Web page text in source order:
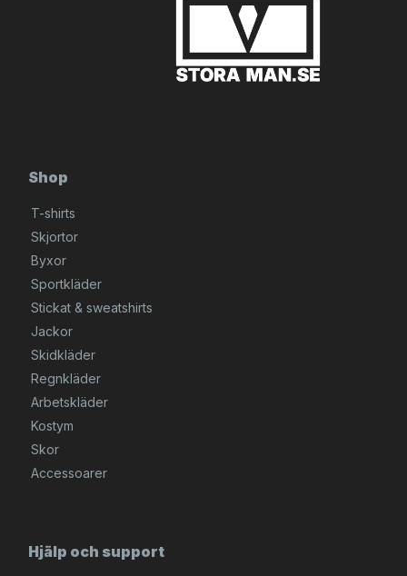
Shop
T-shirts
Skjortor
Byxor
Sportkläder
Stickat & sweatshirts
Jackor
Skidkläder
Regnkläder
Arbetskläder
Kostym
Skor
Accessoarer
Hjälp och support